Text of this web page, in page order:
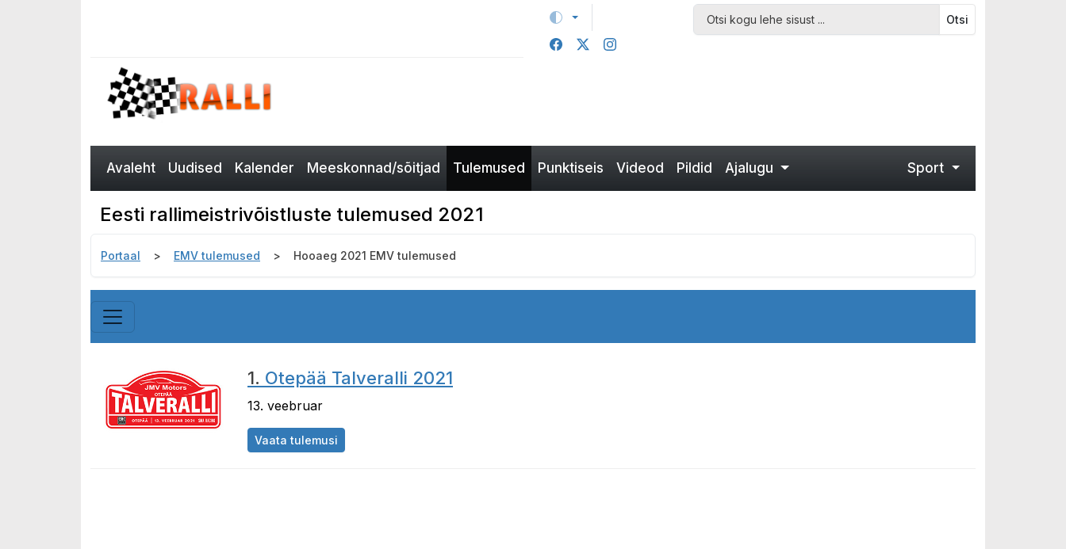
Otsi
Avaleht Uudised Kalender Meeskonnad/sõitjad Tulemused Punktiseis Videod Pildid Ajalugu Sport
Eesti rallimeistrivõistluste tulemused 2021
Portaal EMV tulemused Hooaeg 2021 EMV tulemused
1. Otepää Talveralli 2021
13. veebruar
Vaata tulemusi